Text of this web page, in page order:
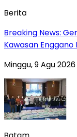
Berita
Breaking News:
Kawasan Enggano
Minggu, 9 Agu 2026